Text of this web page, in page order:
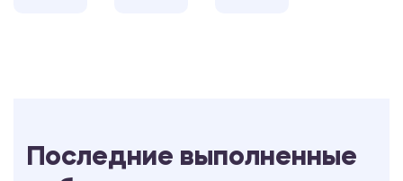
Последние выполненные